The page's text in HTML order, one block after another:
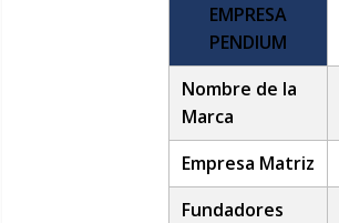
EMPRESA
PENDIUM
Nombre de la
Marca
Empresa Matriz
Fundadores